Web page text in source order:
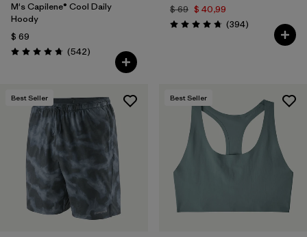
M's Capilene® Cool Daily
Hoody
$ 69
Valoración: 4.8 / 5
(542Comentarios
)
$ 69 $ 40,99
Valoración: 4.7 / 5
(394Comentarios
)
Best Seller Best Seller